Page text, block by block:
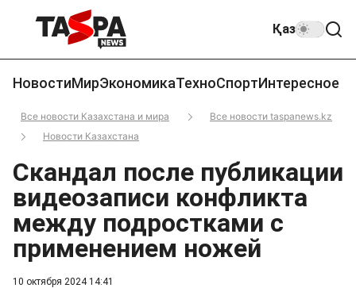
Қаз
НовостиМирЭкономикаТехноСпортИнтересное
Все новости Казахстана и мира
Все новости taspanews.kz
Новости Казахстана
10 октября 2024 14:41
Cкандал после публикации
видеозаписи конфликта
между подростками с
применением ножей